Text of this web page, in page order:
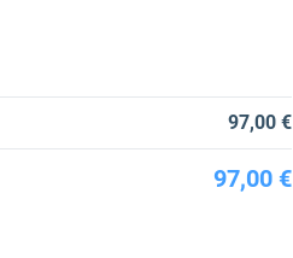
97,00 €
97,00 €